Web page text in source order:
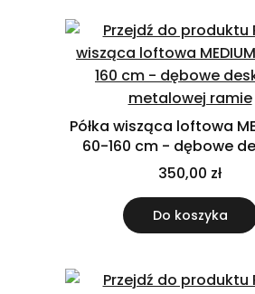
Półka wisząca loftowa
60-160 cm - dębowe
metalowej ramie
350,00 zł
Do koszyka